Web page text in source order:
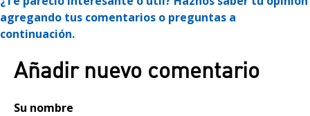
agregando tus comentarios o preguntas a
continuación.
Añadir nuevo comentario
Su nombre